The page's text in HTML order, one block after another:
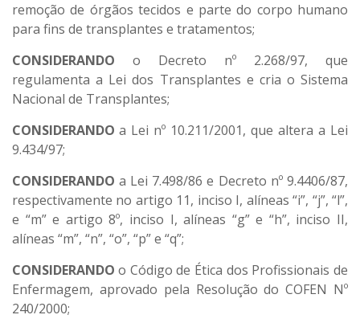
remoção de órgãos tecidos e parte do corpo humano
para fins de transplantes e tratamentos;
CONSIDERANDO o Decreto nº 2.268/97, que
regulamenta a Lei dos Transplantes e cria o Sistema
Nacional de Transplantes;
CONSIDERANDO a Lei nº 10.211/2001, que altera a Lei
9.434/97;
CONSIDERANDO a Lei 7.498/86 e Decreto nº 9.4406/87,
respectivamente no artigo 11, inciso I, alíneas “i”, “j”, “l”,
e “m” e artigo 8º, inciso I, alíneas “g” e “h”, inciso II,
alíneas “m”, “n”, “o”, “p” e “q”;
CONSIDERANDO o Código de Ética dos Profissionais de
Enfermagem, aprovado pela Resolução do COFEN Nº
240/2000;